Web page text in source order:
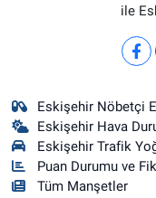
ile
Eskişehir Nöbetçi
Eskişehir Hava
Eskişehir Trafik
Puan Durumu ve
Tüm Manşetler